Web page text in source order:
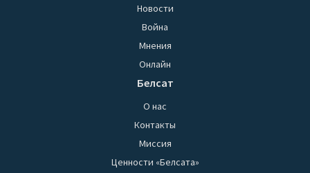
Новости
Война
Мнения
Онлайн
Белсат
О нас
Контакты
Миссия
Ценности «Белсата»